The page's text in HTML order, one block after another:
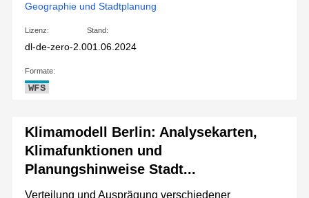
Geographie und Stadtplanung
Lizenz:
dl-de-zero-2.0
Stand:
01.06.2024
Formate:
WFS
Klimamodell Berlin: Analysekarten,
Klimafunktionen und
Planungshinweise Stadt...
Verteilung und Ausprägung verschiedener